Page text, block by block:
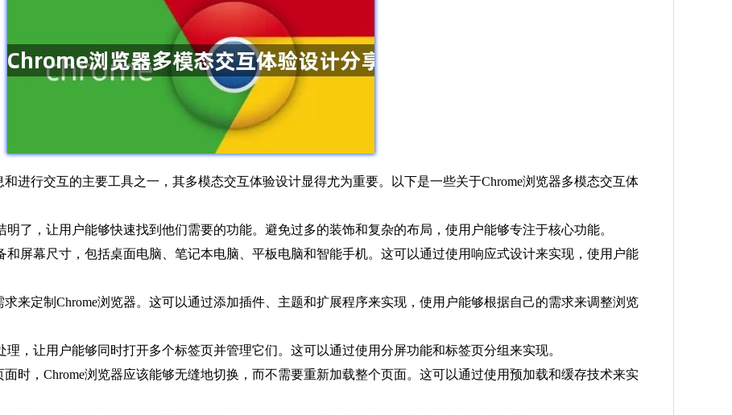
进行交互的主要工具之一，其多模态交互体验设计显得尤为重要。以下是一些关于Chrome浏览器多模态交互体
明了，让用户能够快速找到他们需要的功能。避免过多的装饰和复杂的布局，使用户能够专注于核心功能。
和屏幕尺寸，包括桌面电脑、笔记本电脑、平板电脑和智能手机。这可以通过使用响应式设计来实现，使用户能
来定制Chrome浏览器。这可以通过添加插件、主题和扩展程序来实现，使用户能够根据自己的需求来调整浏览
理，让用户能够同时打开多个标签页并管理它们。这可以通过使用分屏功能和标签页分组来实现。
时，Chrome浏览器应该能够无缝地切换，而不需要重新加载整个页面。这可以通过使用预加载和缓存技术来实